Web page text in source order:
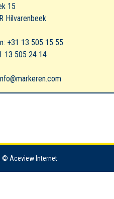
15
Hilvarenbeek
+31 13 505 15 55
13 505 24 14
© Aceview Internet